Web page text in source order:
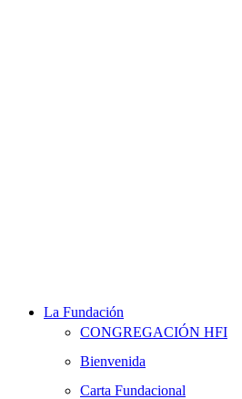
La Fundación
CONGREGACIÓN HFI
Bienvenida
Carta Fundacional